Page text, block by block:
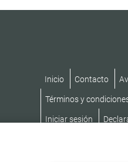
Inicio Contacto
Términos y
Iniciar sesión